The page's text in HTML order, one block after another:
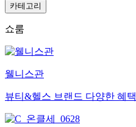
카테고리
쇼룸
웰니스관
뷰티&헬스 브랜드 다양한 혜택